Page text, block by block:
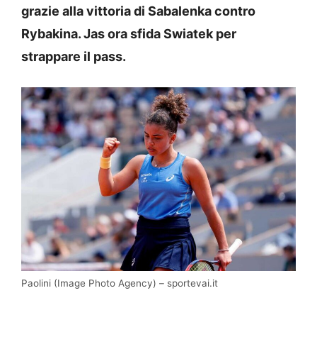
grazie alla vittoria di Sabalenka contro
Rybakina. Jas ora sfida Swiatek per
strappare il pass.
Paolini (Image Photo Agency) – sportevai.it